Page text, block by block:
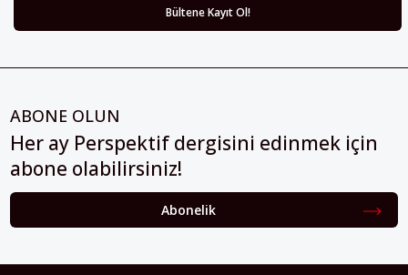
ABONE OLUN
Her ay Perspektif dergisini edinmek için
abone olabilirsiniz!
Abonelik